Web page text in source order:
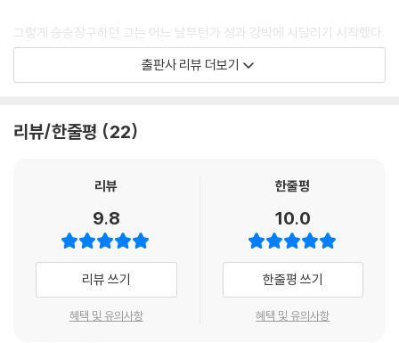
바탕을 간과하는 함정에 빠지는 일이 잦습니다. 그리고 결국 괴로워하지
요. 그러나 앞으로 더 자세히 다루겠지만, 안착을 우선시한다고 해서 열정,
성과, 생산성과 멀어지는 건 아니에요. 야망을 모조리 버려야 하는 것도 아
니고요. 안착에 집중하면 오히려 이러한 것들이 적절히 자리 잡혀 안정적
오랫동안 성취감을 맛볼 수 있습니다. 눈앞의 것을 이루는 데 급급해하지
집어낼 수 있어요. 안착해 있으면 위나 아래를 볼 필요가 없습니다. 대신 지
금 있는 곳에 머물며 거기서 진짜 힘을 얻게 되지요. 그렇게 경험하는 성공
은 더 오래 건강하게 유지됩니다. 지속 가능성의 관점에서, 사람은 안착해
있을 때만 진정으로 날아오를 수 있습니다.
--- p.23~24
나를 더 아프게 만드는 두 번째 화살 스토아 철학자들이 그리스와 로마에
그렇게 승승장구하던 그는 어느 날부턴가 성과 강박에 시달리기 시작했다.
어제의 나와 오늘의 남들보다 앞서 나가야 한다는 생각 때문에 끊임없이
자신을 채찍질했던 것이다. 그래서 항상 불안하고 초조했으며 자주 산만해
렸지만 그는 어떻게 극복하면 좋을지 알 수 없었다. 무엇보다 성과 전문가
감은 어떻게 기를 수 있을까? 그는 불교, 기독교, 도교, 스토아철학 등 고대
경전과 철학 속 가르침을 공부했다. 또 인지 과학과 심리학, 행동학과 사회
학 연구를 참고했다. 미국 육상 올림픽 대표 세라 트루, 뮤지션 사라 버렐리
스와 마이크 포즈너, 농구 스타 케빈 러브, 배우 앤드리아 바버, 임상 심리
학자 스티븐 헤이즈 등 강박과 번아웃을 극복하고 더 단단하게 성장한 이
출판사 리뷰 더보기
리뷰/한줄평 22
리뷰
9.8
리뷰 쓰기
혜택 및 유의사항
한줄평
10.0
한줄평 쓰기
혜택 및 유의사항